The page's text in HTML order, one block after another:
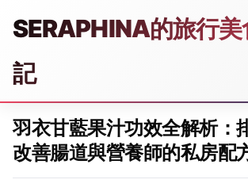
SERAPHINA的旅行美
記
羽衣甘藍果汁功效全解析：
改善腸道與營養師的私房配